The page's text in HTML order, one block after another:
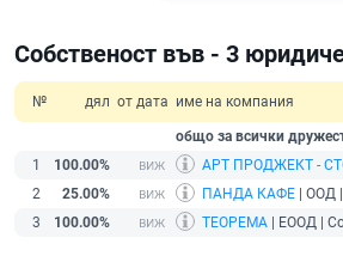
Собственост във - 3
№ дял от дата име на компания
общо за всички
1
100.00% АРТ ПРОДЖЕКТ -
2
25.00% ПАНДА КАФЕ | ООД
3
100.00% ТЕОРЕМА | ЕООД |